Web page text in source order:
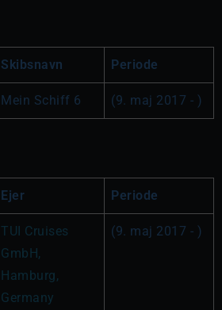
Skibsnavn Periode
Mein Schiff 6 (9. maj 2017 - )
Ejer Periode
TUI Cruises
GmbH,
Hamburg,
Germany
(9. maj 2017 - )